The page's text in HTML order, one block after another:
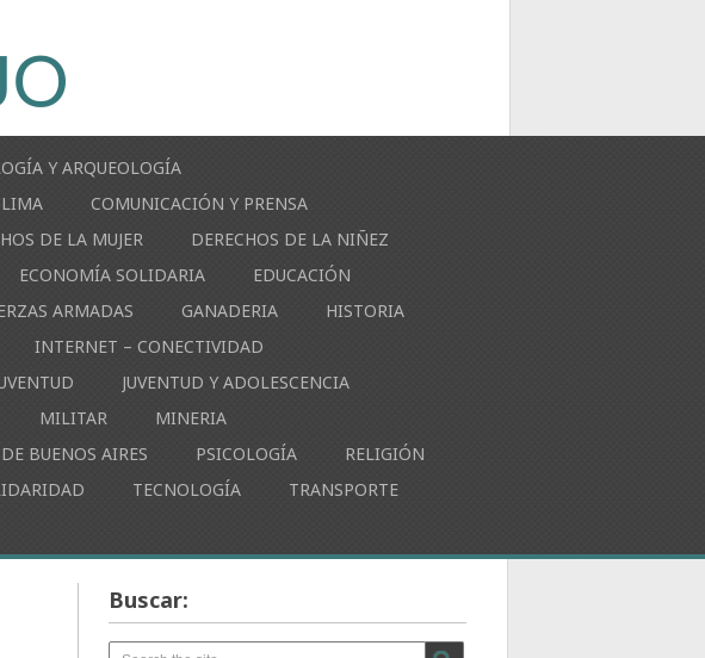
Y ARQUEOLOGÍA
COMUNICACIÓN Y PRENSA
DE LA MUJER
DERECHOS DE LA NIÑEZ
ECONOMÍA SOLIDARIA
EDUCACIÓN
ARMADAS GANADERIA
HISTORIA
INTERNET – CONECTIVIDAD
JUVENTUD Y ADOLESCENCIA
MILITAR
MINERIA
BUENOS AIRES PSICOLOGÍA
RELIGIÓN
TECNOLOGÍA
TRANSPORTE
Buscar: